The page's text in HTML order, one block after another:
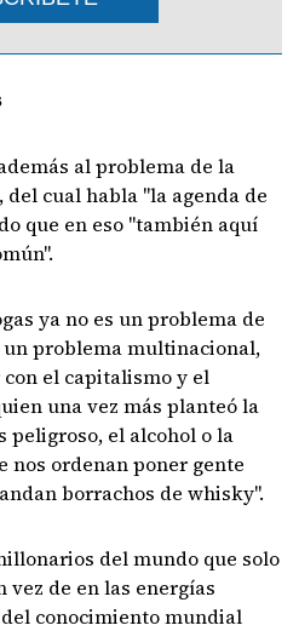
al problema de la
cual habla "la agenda de
que en eso "también aquí
ya no es un problema de
un problema multinacional,
el capitalismo y el
una vez más planteó la
peligroso, el alcohol o la
nos ordenan poner gente
borrachos de whisky".
del mundo que solo
vez de en las energías
conocimiento mundial